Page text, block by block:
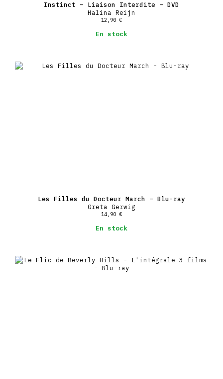
Instinct – Liaison Interdite – DVD
Halina Reijn
12,90 €
En stock
Les Filles du Docteur March – Blu-ray
Greta Gerwig
14,90 €
En stock